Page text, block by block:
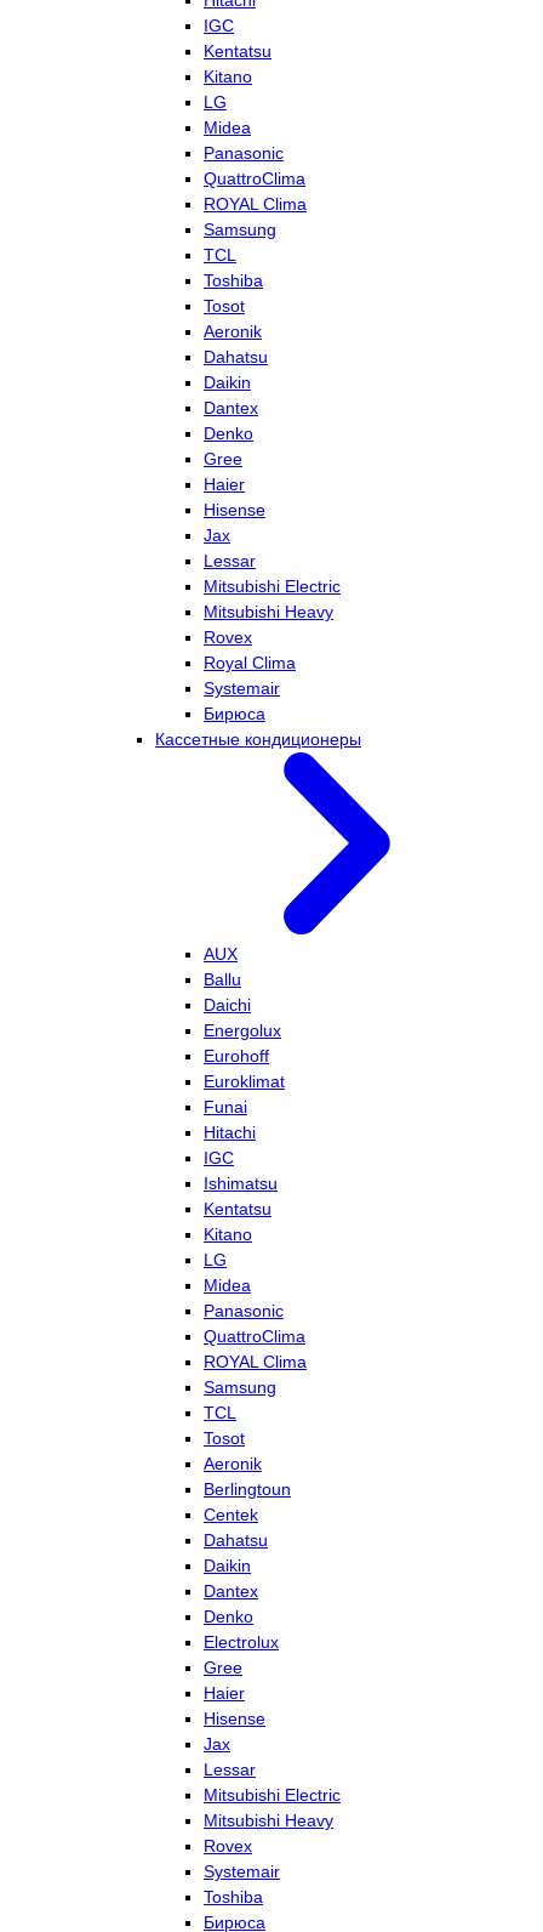
IGC
Kentatsu
Kitano
LG
Midea
Panasonic
QuattroClima
ROYAL Clima
Samsung
TCL
Toshiba
Tosot
Aeronik
Dahatsu
Daikin
Dantex
Denko
Gree
Haier
Hisense
Jax
Lessar
Mitsubishi Electric
Mitsubishi Heavy
Rovex
Royal Clima
Systemair
Бирюса
Кассетные кондиционеры
AUX
Ballu
Daichi
Energolux
Eurohoff
Euroklimat
Funai
Hitachi
IGC
Ishimatsu
Kentatsu
Kitano
LG
Midea
Panasonic
QuattroClima
ROYAL Clima
Samsung
TCL
Tosot
Aeronik
Berlingtoun
Centek
Dahatsu
Daikin
Dantex
Denko
Electrolux
Gree
Haier
Hisense
Jax
Lessar
Mitsubishi Electric
Mitsubishi Heavy
Rovex
Systemair
Toshiba
Бирюса